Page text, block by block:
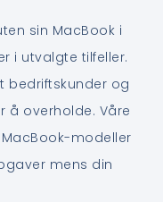
sin MacBook i
i utvalgte tilfeller.
bedriftskunder og
å overholde. Våre
modeller
mens din